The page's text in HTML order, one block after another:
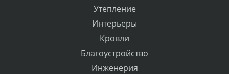
Утепление
Интерьеры
Кровли
Благоустройство
Инженерия